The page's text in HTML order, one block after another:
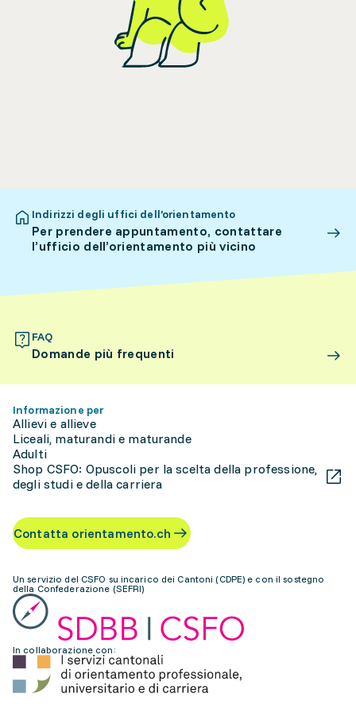
Indirizzi degli uffici dell’orientamento
Per prendere appuntamento, contattare
l’ufficio dell’orientamento più vicino
FAQ
Domande più frequenti
Informazione per
Allievi e allieve
Liceali, maturandi e maturande
Adulti
Shop CSFO: Opuscoli per la scelta della professione,
degli studi e della carriera
Contatta orientamento.ch
Un servizio del CSFO su incarico dei Cantoni (CDPE) e con il sostegno
della Confederazione (SEFRI)
In collaborazione con: